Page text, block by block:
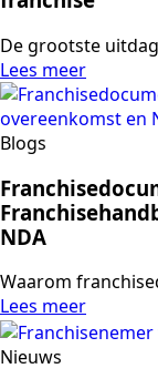
De grootste
Lees meer
Blogs
NDA
Waarom
Lees meer
Nieuws